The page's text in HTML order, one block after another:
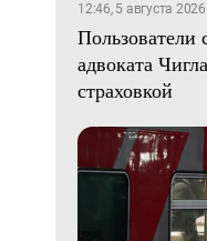
12:46, 5 августа 2026
Пользователи
адвоката
страховкой